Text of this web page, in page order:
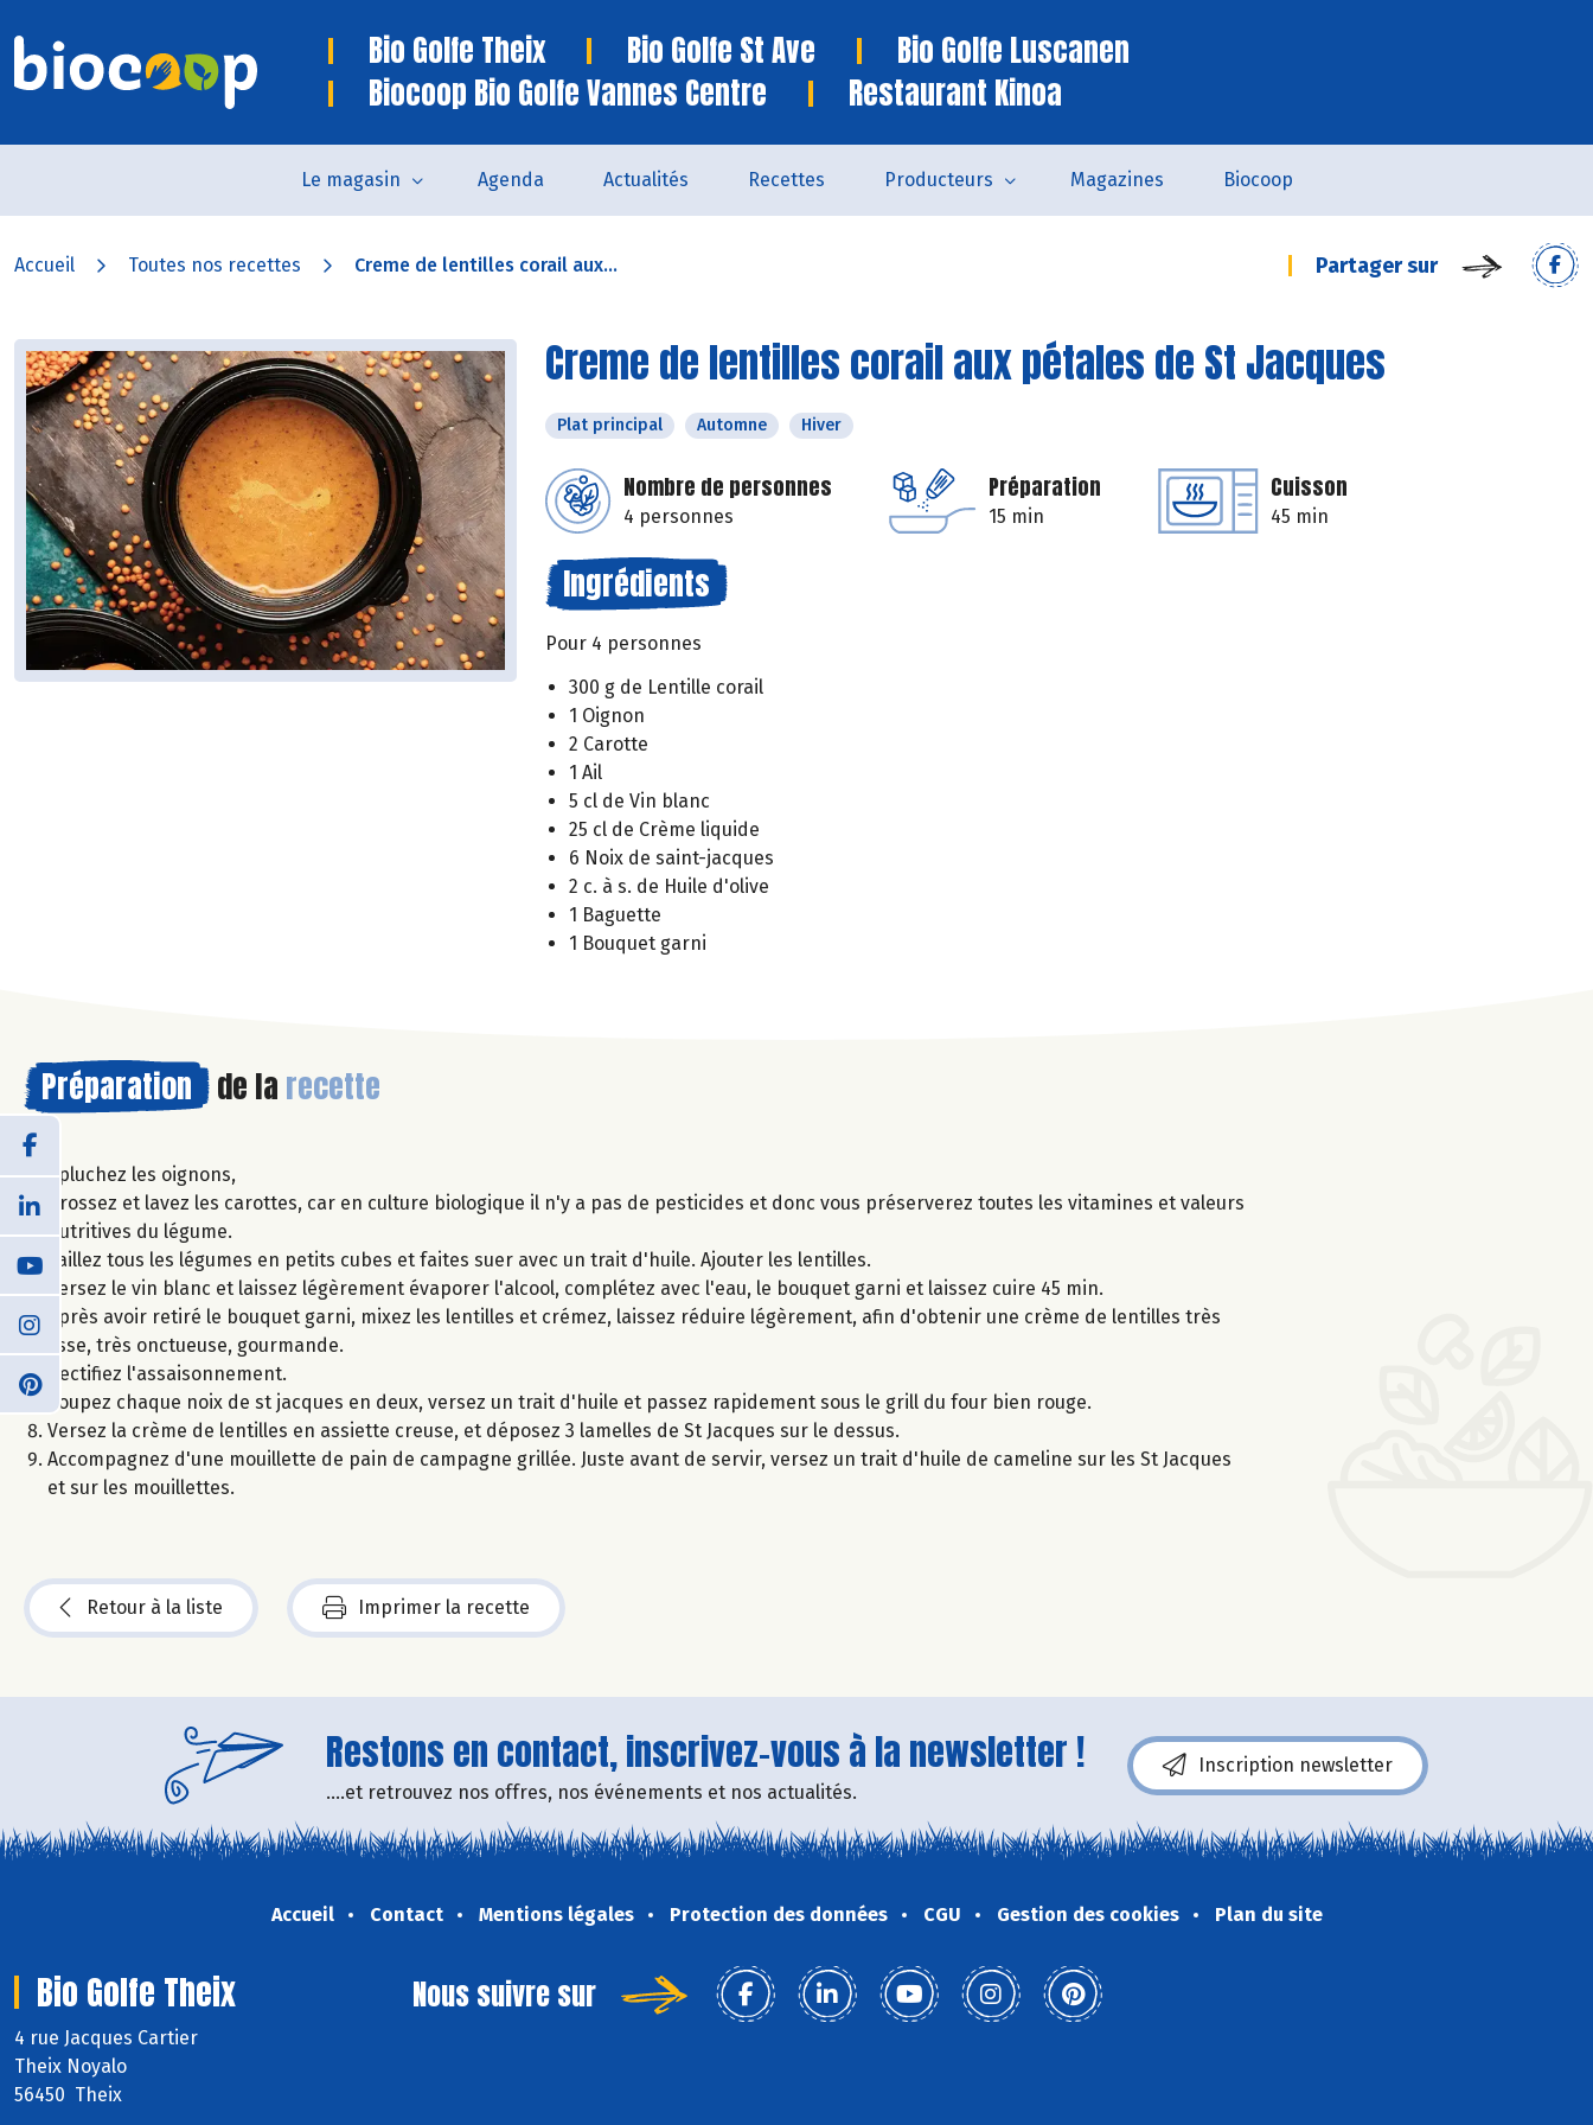
Bio Golfe Theix Bio Golfe St Ave
Bio Golfe Luscanen
Biocoop Bio Golfe Vannes Centre
Restaurant Kinoa
Le magasin Agenda Actualités Recettes Producteurs Magazines Biocoop
Accueil Toutes nos recettes Creme de lentilles corail aux... Partager sur
Creme de lentilles corail aux pétales de St Jacques
Plat principal Automne Hiver
Nombre de personnes
4 personnes
Préparation
15 min
Cuisson
45 min
Ingrédients
Pour 4 personnes
300 g de Lentille corail
1 Oignon
2 Carotte
1 Ail
5 cl de Vin blanc
25 cl de Crème liquide
6 Noix de saint-jacques
2 c. à s. de Huile d'olive
1 Baguette
1 Bouquet garni
Préparation de la recette
Epluchez les oignons,
Brossez et lavez les carottes, car en culture biologique il n'y a pas de pesticides et donc vous préserverez toutes les vitamines et valeurs
nutritives du légume.
Taillez tous les légumes en petits cubes et faites suer avec un trait d'huile. Ajouter les lentilles.
Versez le vin blanc et laissez légèrement évaporer l'alcool, complétez avec l'eau, le bouquet garni et laissez cuire 45 min.
Après avoir retiré le bouquet garni, mixez les lentilles et crémez, laissez réduire légèrement, afin d'obtenir une crème de lentilles très
lisse, très onctueuse, gourmande.
Rectifiez l'assaisonnement.
Coupez chaque noix de st jacques en deux, versez un trait d'huile et passez rapidement sous le grill du four bien rouge.
Versez la crème de lentilles en assiette creuse, et déposez 3 lamelles de St Jacques sur le dessus.
Accompagnez d'une mouillette de pain de campagne grillée. Juste avant de servir, versez un trait d'huile de cameline sur les St Jacques
et sur les mouillettes.
Retour à la liste Imprimer la recette
Restons en contact, inscrivez-vous à la newsletter !
....et retrouvez nos offres, nos événements et nos actualités.
Inscription newsletter
Accueil Contact Mentions légales Protection des données CGU Gestion des cookies Plan du site
Bio Golfe Theix
4 rue Jacques Cartier
Theix Noyalo
56450 Theix
Nous suivre sur